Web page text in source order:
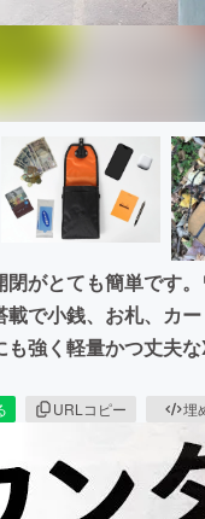
がとても簡単です
で小銭、お札、カ
強く軽量かつ丈夫な
URLコピー 埋